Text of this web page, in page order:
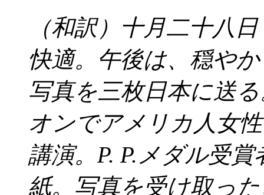
（和訳）十月二十
快適。午後は、穏や
写真を三枚日本に送
オンでアメリカ人女
講演。P. P.メダル受
紙。写真を受け取っ